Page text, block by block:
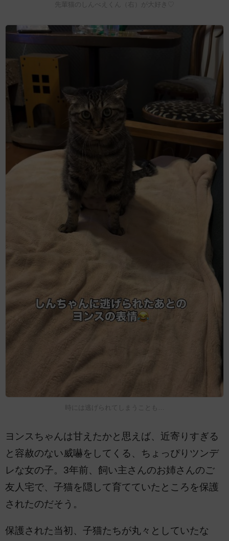
先輩猫のしんべえくん（右）が大好き♡
時には逃げられてしまうことも…
ヨンスちゃんは甘えたかと思えば、近寄りすぎる
と容赦のない威嚇をしてくる、ちょっぴりツンデ
レな女の子。3年前、飼い主さんのお姉さんのご
友人宅で、子猫を隠して育てていたところを保護
されたのだそう。
保護された当初、子猫たちが丸々としていたな